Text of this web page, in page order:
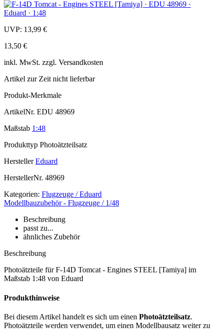
UVP: 13,99 €
13,50 €
inkl. MwSt. zzgl. Versandkosten
Artikel zur Zeit nicht lieferbar
Produkt-Merkmale
ArtikelNr. EDU 48969
Maßstab 1:48
Produkttyp Photoätzteilsatz
Hersteller Eduard
HerstellerNr. 48969
Kategorien: Flugzeuge / Eduard
Modellbauzubehör - Flugzeuge / 1/48
Beschreibung
passt zu...
ähnliches Zubehör
Beschreibung
Photoätzteile für F-14D Tomcat - Engines STEEL [Tamiya] im
Maßstab 1:48 von Eduard
Produkthinweise
Bei diesem Artikel handelt es sich um einen Photoätzteilsatz.
Photoätzteile werden verwendet, um einen Modellbausatz weiter zu